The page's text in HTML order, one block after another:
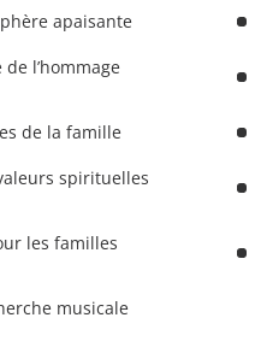
apaisante
l’hommage
de la famille
spirituelles
les familles
musicale